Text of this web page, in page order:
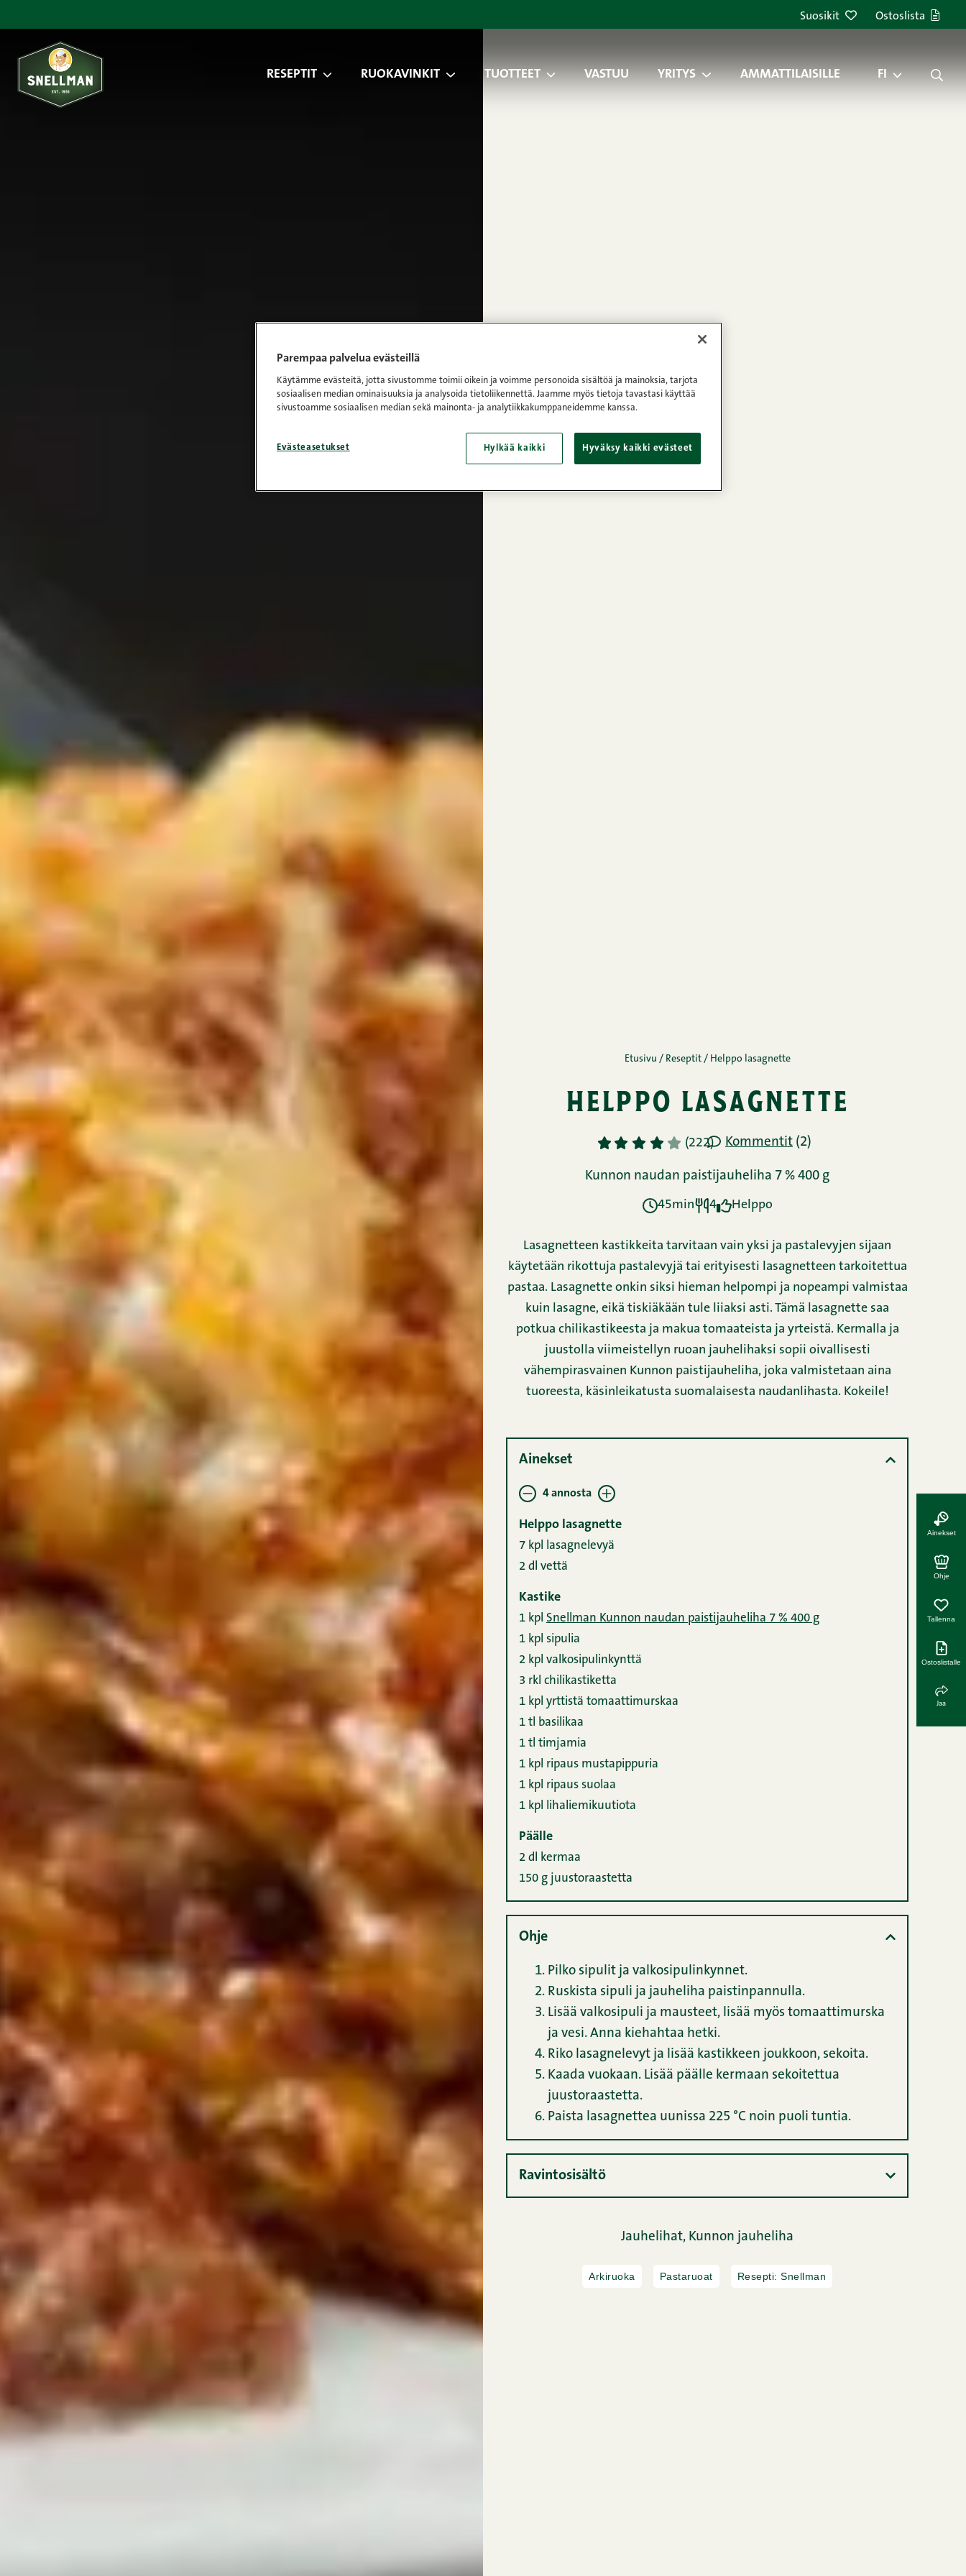
Suosikit Ostoslista
RESEPTIT RUOKAVINKIT TUOTTEET VASTUU YRITYS AMMATTILAISILLE FI
Etusivu / Reseptit / Helppo lasagnette
helppo lasagnette
1 2 3 4 5 (222) Kommentit (2)
Kunnon naudan paistijauheliha 7 % 400 g
45min 4 Helppo
Lasagnetteen kastikkeita tarvitaan vain yksi ja pastalevyjen sijaan
käytetään rikottuja pastalevyjä tai erityisesti lasagnetteen tarkoitettua
pastaa. Lasagnette onkin siksi hieman helpompi ja nopeampi valmistaa
kuin
lasagne, eikä tiskiäkään tule liiaksi asti. Tämä lasagnette saa
potkua chilikastikeesta ja makua tomaateista ja yrteistä. Kermalla ja
juustolla viimeistellyn ruoan jauhelihaksi sopii oivallisesti
vähempirasvainen Kunnon paistijauheliha, joka valmistetaan aina
tuoreesta, käsinleikatusta suomalaisesta naudanlihasta. Kokeile!
Ainekset
4 annosta
Helppo lasagnette
7 kpl
lasagnelevyä
2 dl vettä
Kastike
1 kpl Snellman Kunnon naudan paistijauheliha 7 % 400 g
1 kpl sipulia
2 kpl valkosipulinkynttä
3 rkl chilikastiketta
1 kpl yrttistä tomaattimurskaa
1 tl basilikaa
1 tl timjamia
1 kpl ripaus mustapippuria
1 kpl ripaus suolaa
1 kpl
lihaliemikuutiota
Päälle
2 dl
kermaa
150 g juustoraastetta
Ohje
Pilko sipulit ja valkosipulinkynnet.
Ruskista sipuli ja jauheliha paistinpannulla.
Lisää valkosipuli ja mausteet, lisää myös tomaattimurska
ja vesi. Anna kiehahtaa hetki.
Riko lasagnelevyt ja lisää kastikkeen joukkoon, sekoita.
Kaada vuokaan. Lisää päälle kermaan sekoitettua
juustoraastetta.
Paista lasagnettea uunissa 225 °C noin puoli tuntia.
Ravintosisältö
Jauhelihat, Kunnon jauheliha
Arkiruoka Pastaruoat Resepti: Snellman
Ainekset
Ohje
Tallenna
Ostoslistalle
Jaa
Parempaa palvelua evästeillä
Käytämme evästeitä, jotta sivustomme toimii oikein ja voimme personoida sisältöä ja mainoksia, tarjota
sosiaalisen median ominaisuuksia ja analysoida tietoliikennettä. Jaamme myös tietoja tavastasi käyttää
sivustoamme sosiaalisen median sekä mainonta- ja analytiikkakumppaneidemme kanssa.
Evästeasetukset Hylkää kaikki Hyväksy kaikki evästeet